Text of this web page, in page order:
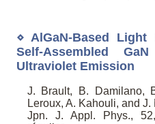
⋄ AlGaN-Based
Self-Assembled
Ultraviolet Emission
J. Brault, B. Damilano,
Leroux, A. Kahouli, and J.
Jpn. J. Appl. Phys.,